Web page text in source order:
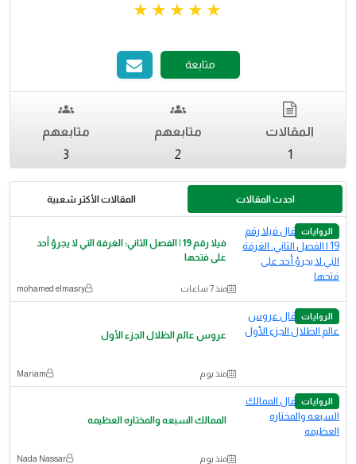
متابعة
المقالات
1
متابعهم
2
متابعهم
3
احدث المقالات المقالات الأكثر شعبية
الروايات
فيلا رقم 19 | الفصل الثاني: الغرفة التي لا يجرؤ أحد
على فتحها
منذ 7 ساعات mohamed elmasry
الروايات
عروس عالم الظلال الجزء الأول
منذ يوم Mariam
الروايات
الممالك السبعه والمختاره العظيمه
منذ يوم Nada Nassar